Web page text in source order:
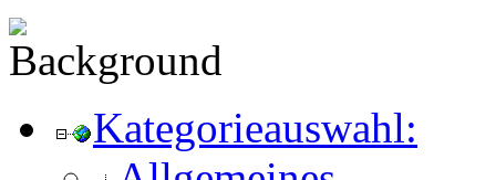
Kategorieauswahl: